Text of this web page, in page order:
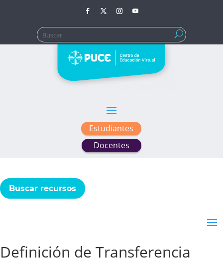
Buscar:
Estudiantes
Docentes
Buscar recursos
Definición de Transferencia